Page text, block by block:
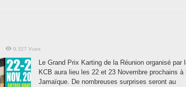
9,327 Vues
Le Grand Prix Karting de la Réunion organisé par
KCB aura lieu les 22 et 23 Novembre prochains à
Jamaïque. De nombreuses surprises seront au